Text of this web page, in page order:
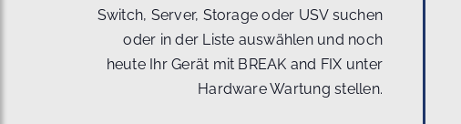
Switch, Server, Storage oder USV suchen
oder in der Liste auswählen und noch
heute Ihr Gerät mit BREAK and FIX unter
Hardware Wartung stellen.